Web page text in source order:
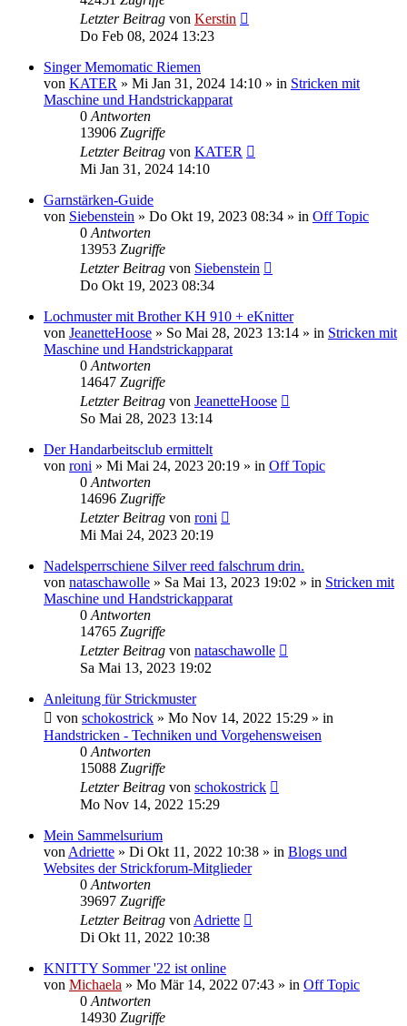
Letzter Beitrag von Kerstin
Do Feb 08, 2024 13:23
Singer Memomatic Riemen
von KATER » Mi Jan 31, 2024 14:10 » in Stricken mit
Maschine und Handstrickapparat
0 Antworten
13906 Zugriffe
Letzter Beitrag von KATER
Mi Jan 31, 2024 14:10
Garnstärken-Guide
von Siebenstein » Do Okt 19, 2023 08:34 » in Off Topic
0 Antworten
13953 Zugriffe
Letzter Beitrag von Siebenstein
Do Okt 19, 2023 08:34
Lochmuster mit Brother KH 910 + eKnitter
von JeanetteHoose » So Mai 28, 2023 13:14 » in Stricken mit
Maschine und Handstrickapparat
0 Antworten
14647 Zugriffe
Letzter Beitrag von JeanetteHoose
So Mai 28, 2023 13:14
Der Handarbeitsclub ermittelt
von roni » Mi Mai 24, 2023 20:19 » in Off Topic
0 Antworten
14696 Zugriffe
Letzter Beitrag von roni
Mi Mai 24, 2023 20:19
Nadelsperrschiene Silver reed falschrum drin.
von nataschawolle » Sa Mai 13, 2023 19:02 » in Stricken mit
Maschine und Handstrickapparat
0 Antworten
14765 Zugriffe
Letzter Beitrag von nataschawolle
Sa Mai 13, 2023 19:02
Anleitung für Strickmuster
von schokostrick » Mo Nov 14, 2022 15:29 » in
Handstricken - Techniken und Vorgehensweisen
0 Antworten
15088 Zugriffe
Letzter Beitrag von schokostrick
Mo Nov 14, 2022 15:29
Mein Sammelsurium
von Adriette » Di Okt 11, 2022 10:38 » in Blogs und
Websites der Strickforum-Mitglieder
0 Antworten
39697 Zugriffe
Letzter Beitrag von Adriette
Di Okt 11, 2022 10:38
KNITTY Sommer '22 ist online
von Michaela » Mo Mär 14, 2022 07:43 » in Off Topic
0 Antworten
14930 Zugriffe